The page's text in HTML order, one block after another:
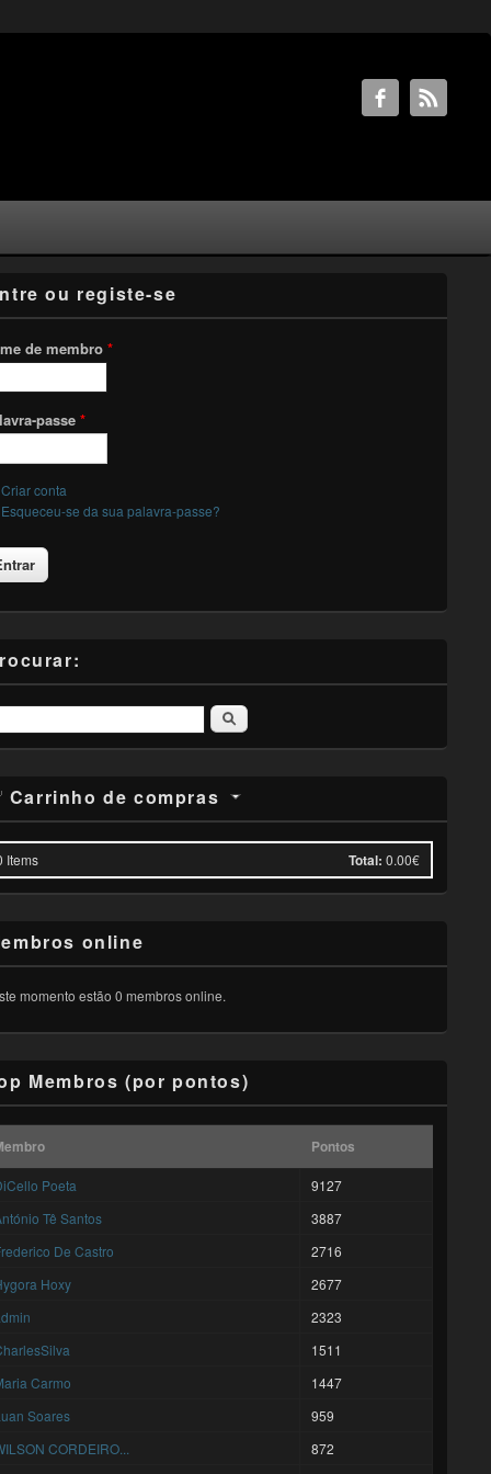
ou registe-se
de membro *
passe *
Criar conta
Esqueceu-se da sua palavra-passe?
Pesquisar
Carrinho de compras
Items Total: 0.00€
online
momento estão 0 membros online.
Membros (por pontos)
Pontos
Poeta
9127
Tê Santos
3887
De Castro
2716
Hoxy
2677
2323
1511
Carmo
1447
Soares
959
CORDEIRO...
872